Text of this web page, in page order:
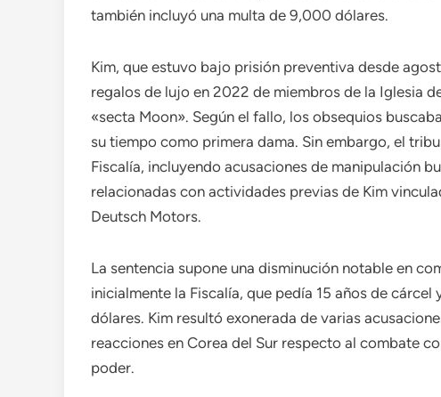
también incluyó una multa de 9,000 dólares.
Kim, que estuvo bajo prisión preventiva desde
regalos de lujo en 2022 de miembros de la Iglesia
«secta Moon». Según el fallo, los obsequios
su tiempo como primera dama. Sin embargo, el
Fiscalía, incluyendo acusaciones de manipulación
relacionadas con actividades previas de Kim
Deutsch Motors.
La sentencia supone una disminución notable en
inicialmente la Fiscalía, que pedía 15 años de
dólares. Kim resultó exonerada de varias
reacciones en Corea del Sur respecto al combate
poder.